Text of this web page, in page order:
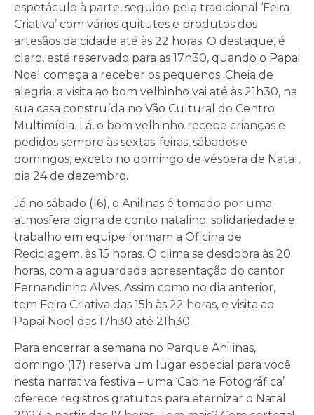
espetáculo à parte, seguido pela tradicional ‘Feira
Criativa’ com vários quitutes e produtos dos
artesãos da cidade até às 22 horas. O destaque, é
claro, está reservado para as 17h30, quando o Papai
Noel começa a receber os pequenos. Cheia de
alegria, a visita ao bom velhinho vai até às 21h30, na
sua casa construída no Vão Cultural do Centro
Multimídia. Lá, o bom velhinho recebe crianças e
pedidos sempre às sextas-feiras, sábados e
domingos, exceto no domingo de véspera de Natal,
dia 24 de dezembro.
Já no sábado (16), o Anilinas é tomado por uma
atmosfera digna de conto natalino: solidariedade e
trabalho em equipe formam a Oficina de
Reciclagem, às 15 horas. O clima se desdobra às 20
horas, com a aguardada apresentação do cantor
Fernandinho Alves. Assim como no dia anterior,
tem Feira Criativa das 15h às 22 horas, e visita ao
Papai Noel das 17h30 até 21h30.
Para encerrar a semana no Parque Anilinas,
domingo (17) reserva um lugar especial para você
nesta narrativa festiva – uma ‘Cabine Fotográfica’
oferece registros gratuitos para eternizar o Natal